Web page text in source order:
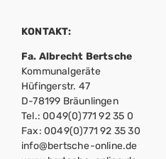
KONTAKT:
Fa. Albrecht Bertsche
Kommunalgeräte
Hüfingerstr. 47
D-78199 Bräunlingen
Tel.: 0049(0)771 92 35 0
Fax: 0049(0)771 92 35 30
info@bertsche-online.de